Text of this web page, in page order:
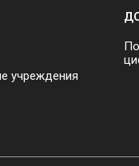
учреждения